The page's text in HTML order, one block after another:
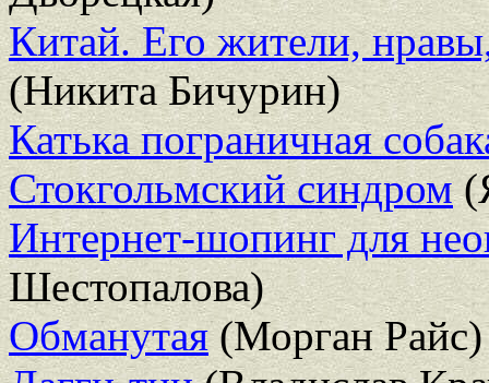
Китай. Его жители,
(Никита Бичурин)
Катька пограничная
Стокгольмский синдром
Интернет-шопинг для
Шестопалова)
Обманутая(Морган Райс)